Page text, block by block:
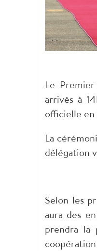
Le
arrivés à
officielle en
La
délégation
Selon les
aura des
prendra la